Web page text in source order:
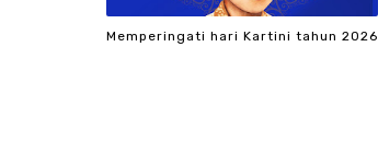
Memperingati hari Kartini tahun 2026